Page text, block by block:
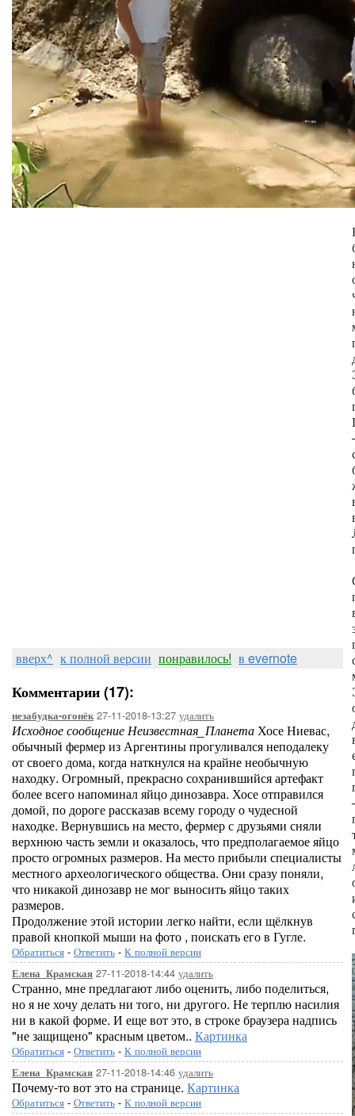
вверх^ к полной версии понравилось! в evernote
Комментарии (17):
незабудка-огонёк27-11-2018-13:27 удалить
Исходное сообщение Неизвестная_ПланетаХосе Ниевас,
обычный фермер из Аргентины прогуливался неподалеку
от своего дома, когда наткнулся на крайне необычную
находку. Огромный, прекрасно сохранившийся артефакт
более всего напоминал яйцо динозавра. Хосе отправился
домой, по дороге рассказав всему городу о чудесной
находке. Вернувшись на место, фермер с друзьями сняли
верхнюю часть земли и оказалось, что предполагаемое яйцо
просто огромных размеров. На место прибыли специалисты
местного археологического общества. Они сразу поняли,
что никакой динозавр не мог выносить яйцо таких
размеров.
Продолжение этой истории легко найти, если щёлкнув
правой кнопкой мыши на фото , поискать его в Гугле.
Обратиться - Ответить - К полной версии
Елена_Крамская 27-11-2018-14:44 удалить
Странно, мне предлагают либо оценить, либо поделиться,
но я не хочу делать ни того, ни другого. Не терплю насилия
ни в какой форме. И еще вот это, в строке браузера надпись
"не защищено" красным цветом.. Картинка
Обратиться - Ответить - К полной версии
Елена_Крамская 27-11-2018-14:46 удалить
Почему-то вот это на странице. Картинка
Обратиться - Ответить - К полной версии